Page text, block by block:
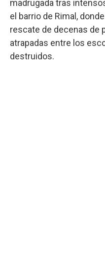
madrugada tras
el barrio de Rimal,
rescate de decenas de
atrapadas entre los
destruidos.